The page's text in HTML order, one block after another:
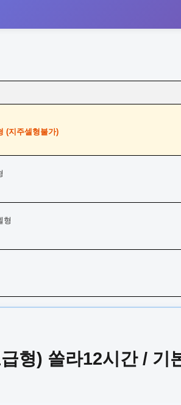
(지주셀형불가)
형
형) 쏠라12시간 / 기